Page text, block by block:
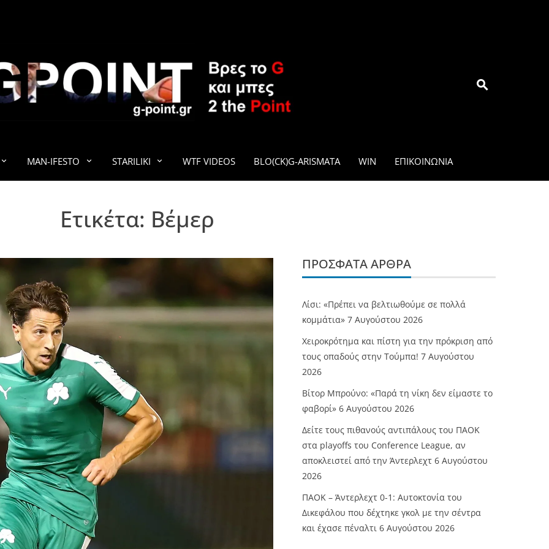
G-POINT.GR
MAN-IFESTO STARILIKI WTF VIDEOS BLO(CK)G-ARISMATA WIN ΕΠΙΚΟΙΝΩΝΊΑ
Ετικέτα: Βέμερ
ΠΡΌΣΦΑΤΑ ΆΡΘΡΑ
Λίσι: «Πρέπει να βελτιωθούμε σε πολλά
κομμάτια» 7 Αυγούστου 2026
Χειροκρότημα και πίστη για την πρόκριση από
τους οπαδούς στην Τούμπα! 7 Αυγούστου
2026
Βίτορ Μπρούνο: «Παρά τη νίκη δεν είμαστε το
φαβορί» 6 Αυγούστου 2026
Δείτε τους πιθανούς αντιπάλους του ΠΑΟΚ
στα playoffs του Conference League, αν
αποκλειστεί από την Άντερλεχτ 6 Αυγούστου
2026
ΠΑΟΚ – Άντερλεχτ 0-1: Αυτοκτονία του
Δικεφάλου που δέχτηκε γκολ με την σέντρα
και έχασε πέναλτι 6 Αυγούστου 2026